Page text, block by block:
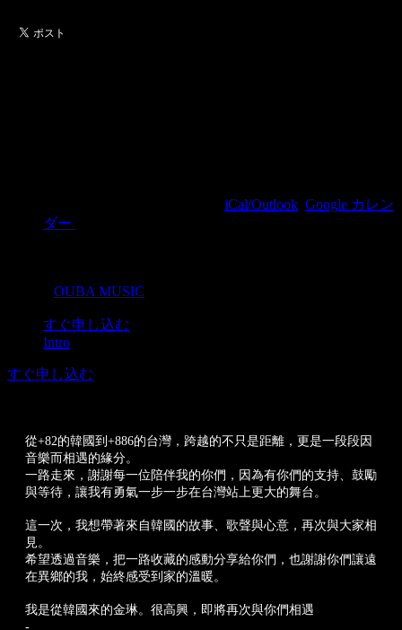
iCal/Outlook Google カレン
ダー
OUBA MUSIC
すぐ申し込む
Intro
すぐ申し込む
從+82的韓國到+886的台灣，跨越的不只是距離，更是一段段因
音樂而相遇的緣分。
一路走來，謝謝每一位陪伴我的你們，因為有你們的支持、鼓勵
與等待，讓我有勇氣一步一步在台灣站上更大的舞台。
這一次，我想帶著來自韓國的故事、歌聲與心意，再次與大家相
見。
希望透過音樂，把一路收藏的感動分享給你們，也謝謝你們讓遠
在異鄉的我，始終感受到家的溫暖。
我是從韓國來的金琳。很高興，即將再次與你們相遇
-